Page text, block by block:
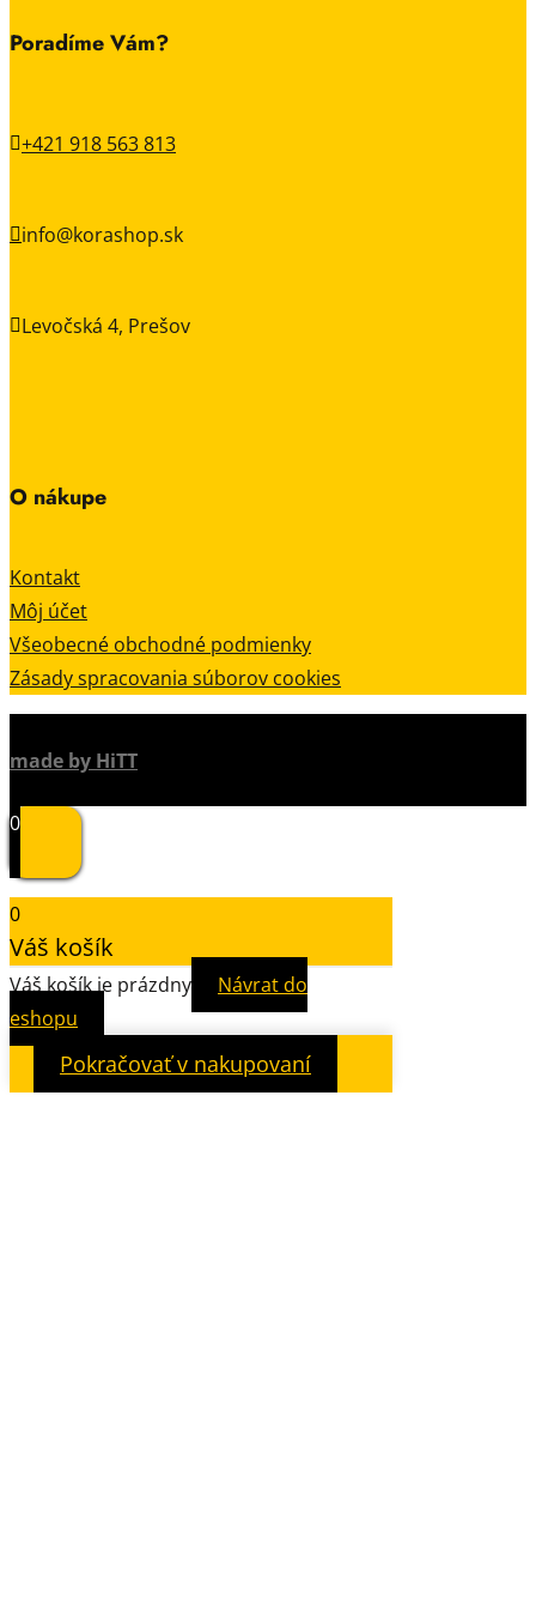
Poradíme Vám?
+421 918 563 813
info@korashop.sk
Levočská 4, Prešov
O nákupe
Kontakt
Môj účet
Všeobecné obchodné podmienky
Zásady spracovania súborov cookies
made by HiTT
0
0
Váš košík
Váš košík je prázdny
Návrat do
eshopu
Pokračovať v nakupovaní